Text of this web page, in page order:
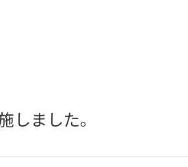
しました。